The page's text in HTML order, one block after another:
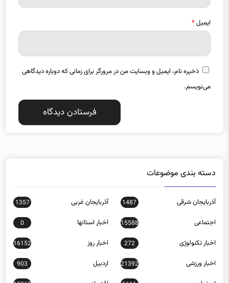
ایمیل*
ذخیره نام، ایمیل و وبسایت من در مرورگر برای زمانی که دوباره دیدگاهی
می‌نویسم.
آذربایجان شرقی
اجتماعی 15588 اخبار استانها 0
اخبار تکنولوژی 272 اخبار روز 16152
اخبار ورزشی 21392 اردبیل 903
اصفهان 1616 اقتصادی 12068